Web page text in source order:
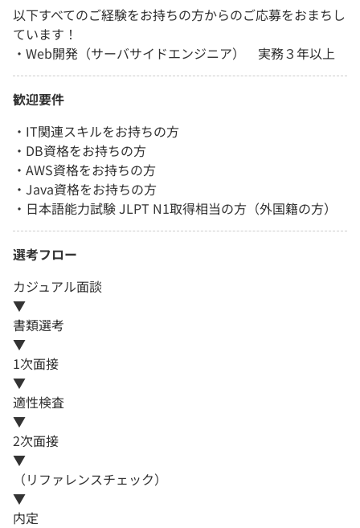
以下すべてのご経験をお持ちの方からのご応募をおまちし
ています！
・Web開発（サーバサイドエンジニア） 実務３年以上
歓迎要件
・IT関連スキルをお持ちの方
・DB資格をお持ちの方
・AWS資格をお持ちの方
・Java資格をお持ちの方
・日本語能力試験 JLPT N1取得相当の方（外国籍の方）
選考フロー
カジュアル面談
▼
書類選考
▼
1次面接
▼
適性検査
▼
2次面接
▼
（リファレンスチェック）
▼
内定